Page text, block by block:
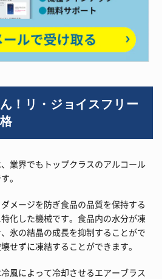
！リ・ジョイスフリー
業界でもトップクラスのアルコール
。
メージを防ぎ食品の品質を保持する
化した機械です。食品内の水分が凍
氷の結晶の成長を抑制することがで
せずに凍結することができます。
風によって冷却させるエアーブラス